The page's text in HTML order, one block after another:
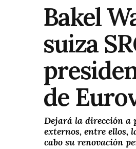
Bakel
suiza
de
Dejará la dirección a
externos, entre ellos,
cabo su renovación